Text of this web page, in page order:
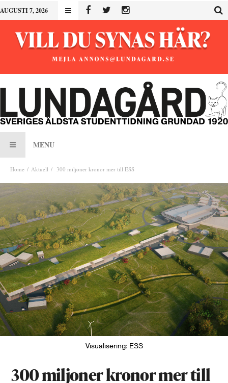
AUGUSTI 7, 2026
MENU
Home Aktuell 300 miljoner kronor mer till ESS
Visualisering: ESS
300 miljoner kronor mer till